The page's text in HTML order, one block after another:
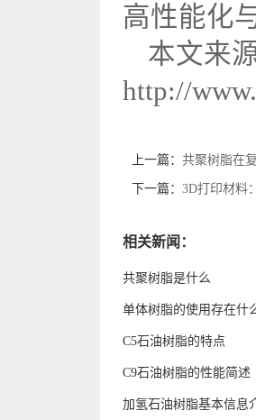
高性能化
本文来
http://
上一篇： 共聚树脂在
下一篇： 3D打印材料
相关新闻：
共聚树脂是什么
单体树脂的使用存在什
C5石油树脂的特点
C9石油树脂的性能简述
加氢石油树脂基本信息